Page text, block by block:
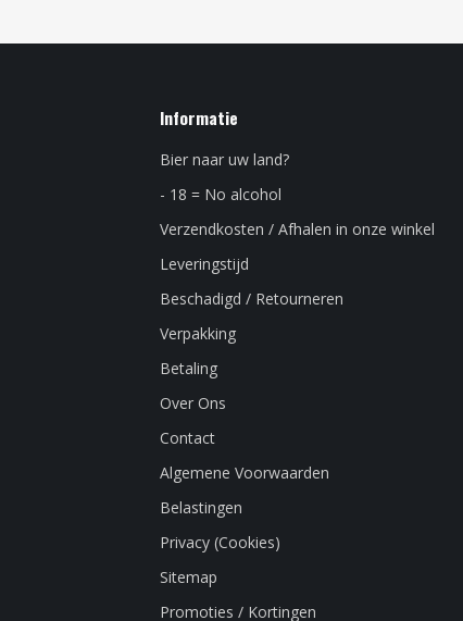
Informatie
Bier naar uw land?
- 18 = No alcohol
Verzendkosten / Afhalen in onze winkel
Leveringstijd
Beschadigd / Retourneren
Verpakking
Betaling
Over Ons
Contact
Algemene Voorwaarden
Belastingen
Privacy (Cookies)
Sitemap
Promoties / Kortingen